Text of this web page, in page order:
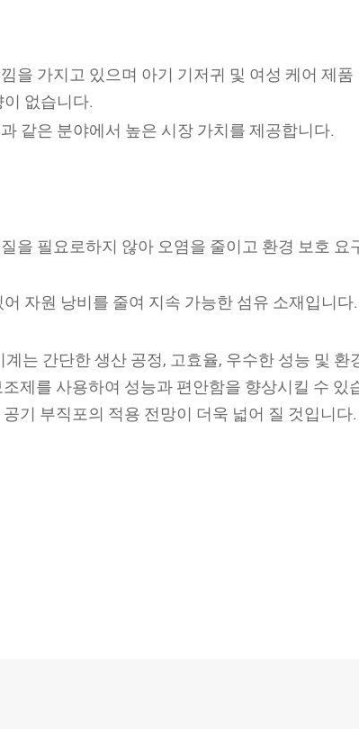
을 가지고 있으며 아기 기저귀 및 여성 케어 제품
없습니다.
같은 분야에서 높은 시장 가치를 제공합니다.
을 필요로하지 않아 오염을 줄이고 환경 보호 요
자원 낭비를 줄여 지속 가능한 섬유 소재입니다.
계는 간단한 생산 공정, 고효율, 우수한 성능 및 환
제를 사용하여 성능과 편안함을 향상시킬 수 있
기 부직포의 적용 전망이 더욱 넓어 질 것입니다.